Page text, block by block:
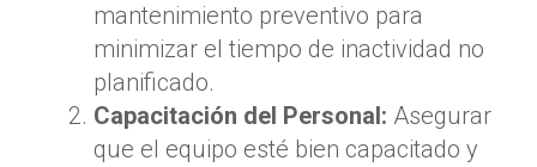
mantenimiento preventivo para
minimizar el tiempo de inactividad no
planificado.
Capacitación del Personal: Asegurar
que el equipo esté bien capacitado y